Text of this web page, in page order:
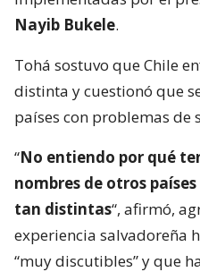
Nayib Bukele.
Tohá sostuvo que Chile
distinta y cuestionó que
países con problemas de
“No entiendo por qué
nombres de otros
tan distintas“, afirmó,
experiencia salvadoreña
“muy discutibles” y que